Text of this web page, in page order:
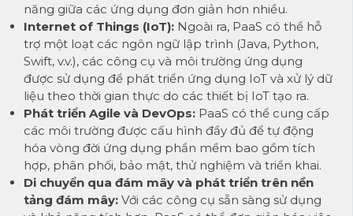
năng giữa các ứng dụng đơn giản hơn nhiều.
Internet of Things (IoT): Ngoài ra, PaaS có thể hỗ
trợ một loạt các ngôn ngữ lập trình (Java, Python,
Swift, v.v.), các công cụ và môi trường ứng dụng
được sử dụng để phát triển ứng dụng IoT và xử lý dữ
liệu theo thời gian thực do các thiết bị IoT tạo ra.
Phát triển Agile và DevOps: PaaS có thể cung cấp
các môi trường được cấu hình đầy đủ để tự động
hóa vòng đời ứng dụng phần mềm bao gồm tích
hợp, phân phối, bảo mật, thử nghiệm và triển khai.
Di chuyển qua đám mây và phát triển trên nền
tảng đám mây: Với các công cụ sẵn sàng sử dụng